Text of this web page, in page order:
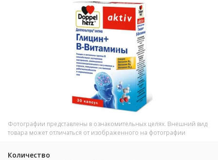
Фотографии представлены в ознакомительных целях. Внешний вид
товара может отличаться от изображенного на фотографии
Количество